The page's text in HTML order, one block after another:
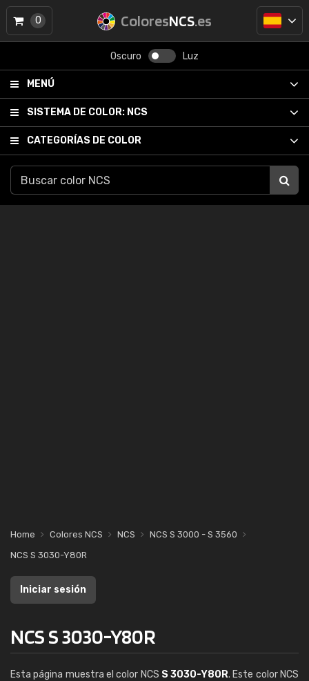
ColoresNCS.es
Oscuro Luz
MENÚ
SISTEMA DE COLOR: NCS
CATEGORÍAS DE COLOR
0
Home Colores NCS NCS
NCS S 3000 - S 3560
NCS S 3030-Y80R
Iniciar sesión
NCS S 3030-Y80R
Esta página muestra el color NCS S 3030-Y80R. Este color NCS